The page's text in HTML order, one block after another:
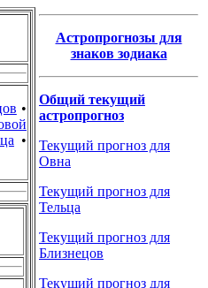
•
•
Астропрогнозы для
знаков зодиака
Общий текущий
астропрогноз
Текущий прогноз для
Овна
Текущий прогноз для
Тельца
Текущий прогноз для
Близнецов
Текущий прогноз для